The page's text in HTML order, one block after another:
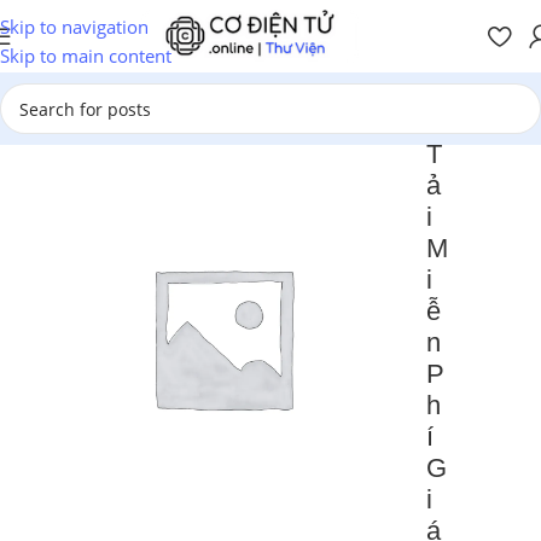
Skip to navigation
Skip to main content
T
ả
i
M
i
ễ
n
P
h
í
G
i
á